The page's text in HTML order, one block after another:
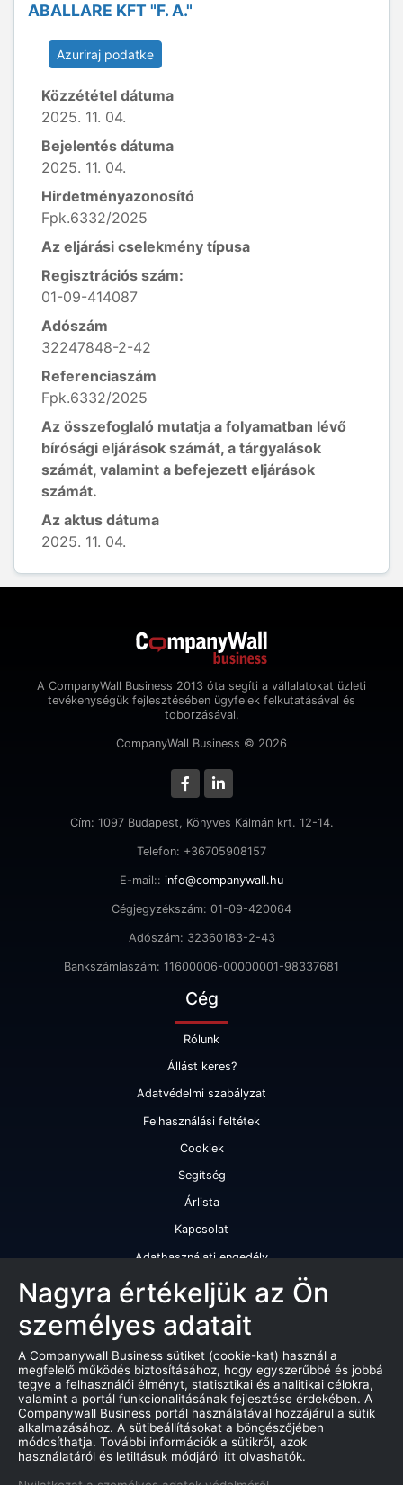
ABALLARE KFT "F. A."
Azuriraj podatke
Közzététel dátuma
2025. 11. 04.
Bejelentés dátuma
2025. 11. 04.
Hirdetményazonosító
Fpk.6332/2025
Az eljárási cselekmény típusa
Regisztrációs szám:
01-09-414087
Adószám
32247848-2-42
Referenciaszám
Fpk.6332/2025
Az összefoglaló mutatja a folyamatban lévő
bírósági eljárások számát, a tárgyalások
számát, valamint a befejezett eljárások
számát.
Az aktus dátuma
2025. 11. 04.
A CompanyWall Business 2013 óta segíti a vállalatokat üzleti
tevékenységük fejlesztésében ügyfelek felkutatásával és
toborzásával.
CompanyWall Business © 2026
Cím: 1097 Budapest, Könyves Kálmán krt. 12-14.
Telefon: +36705908157
E-mail:: info@companywall.hu
Cégjegyzékszám: 01-09-420064
Adószám: 32360183-2-43
Bankszámlaszám: 11600006-00000001-98337681
Cég
Rólunk
Állást keres?
Adatvédelmi szabályzat
Felhasználási feltétek
Cookiek
Segítség
Árlista
Kapcsolat
Adathasználati engedély
Szolgáltatásaink
Cégminősítés
Cégminősítési riport
Kiváló cégminősítési tanúsítvány
Termékek
Companywall Business - Adattovábbítási szerződés
Nagyra értékeljük az Ön
személyes adatait
A Companywall Business sütiket (cookie-kat) használ a
megfelelő működés biztosításához, hogy egyszerűbbé és jobbá
tegye a felhasználói élményt, statisztikai és analitikai célokra,
valamint a portál funkcionalitásának fejlesztése érdekében. A
Companywall Business portál használatával hozzájárul a sütik
alkalmazásához. A sütibeállításokat a böngészőjében
módosíthatja. További információk a sütikről, azok
használatáról és letiltásuk módjáról itt olvashatók.